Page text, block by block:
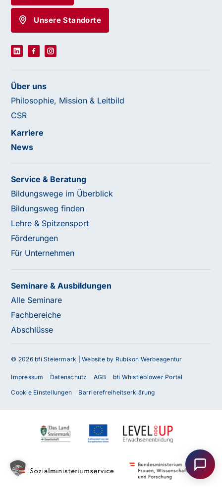
Haben Sie Fragen oder benötigen Sie
Unterstützung?
Unser Team ist gerne für Sie da! Nehmen Sie jetzt
Kontakt mit uns auf – wir freuen uns auf Ihre Anfrage.
Unsere Standorte
Über uns
Philosophie, Mission & Leitbild
CSR
Karriere
News
Service & Beratung
Bildungswege im Überblick
Bildungsweg finden
Lehre & Spitzensport
Förderungen
Für Unternehmen
Seminare & Ausbildungen
Alle Seminare
Fachbereiche
Abschlüsse
© 2026 bfi Steiermark |Website by Rubikon Werbeagentur
Impressum Datenschutz AGB bfi Whistleblower Portal
Cookie Einstellungen Barrierefreiheitserklärung